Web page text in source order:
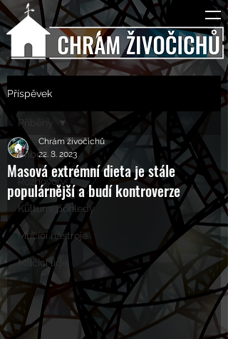
Příspěvek
Příběhy
Rozhovory
Kulturní pohledy
Mučící nástroje
Mučící lidé
Příběhy
Masová extrémní dieta je stále
populárnější a budí kontroverze
Chrám živočichů
22. 8. 2023